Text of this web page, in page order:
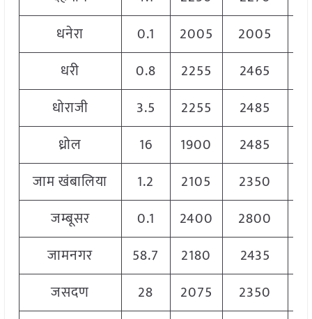
धनेरा
0.1 2005 2005
धरी
0.8 2255 2465
धोराजी
3.5 2255 2485
ध्रोल
16 1900 2485
जाम खंबालिया
1.2 2105 2350
जम्बूसर
0.1 2400 2800
जामनगर
58.7 2180 2435
जसदण
28 2075 2350